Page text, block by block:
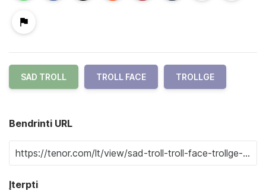
SAD TROLL TROLL FACE TROLLGE
Bendrinti URL
Įterpti